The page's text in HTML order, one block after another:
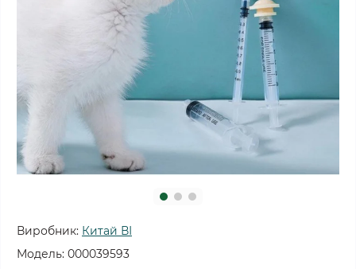
Виробник: Китай ВІ
Модель: 000039593